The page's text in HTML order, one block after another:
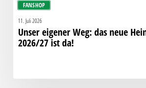
FANSHOP
11. Juli 2026
Unser eigener Weg: das neue
2026/27 ist da!